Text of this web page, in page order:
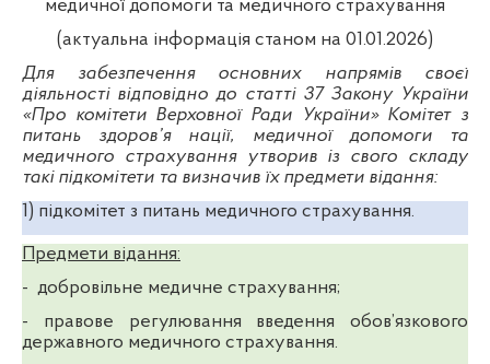
медичної допомоги та медичного страхування
(актуальна інформація станом на 01.01.2026)
Для забезпечення основних напрямів своєї
діяльності відповідно до статті 37 Закону України
«Про комітети Верховної Ради України» Комітет з
питань здоров’я нації, медичної допомоги та
медичного страхування утворив із свого складу
такі підкомітети та визначив їх предмети відання:
1) підкомітет з питань медичного страхування.
Предмети відання:
- добровільне медичне страхування;
- правове регулювання введення обов’язкового
державного медичного страхування.